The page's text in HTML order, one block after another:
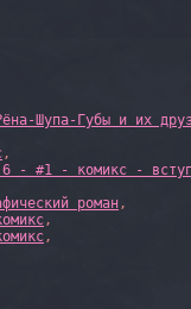
Шупа-Губы и их
,
- #1 - комикс -
роман,
,
,